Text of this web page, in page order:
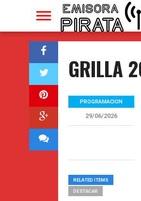
GRILLA
PROGRAMACION
29/06/2026
RELATED ITEMS
DESTACAR